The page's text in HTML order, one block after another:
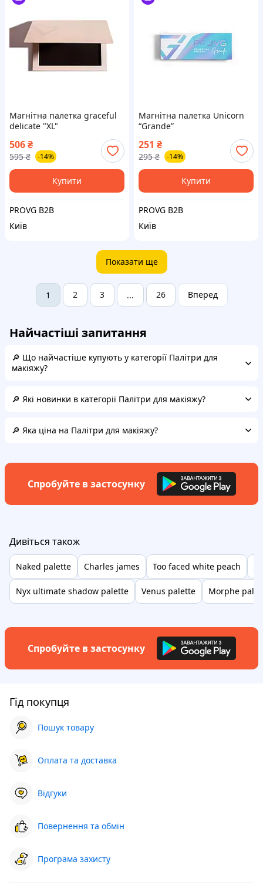
Магнітна палетка graceful
delicate "XL"
506₴
595 ₴ -14%
Купити
PROVG B2B
Київ
Магнітна палетка Unicorn
“Grande”
251 ₴
295 ₴ -14%
Купити
PROVG B2B
Київ
Показати ще
1 2 3 ... 26 Вперед
Найчастіші запитання
🔎 Що найчастіше купують у категорії Палітри для
макіяжу?
🔎 Які новинки в категорії Палітри для макіяжу?
🔎 Яка ціна на Палітри для макіяжу?
Спробуйте в застосунку
Дивіться також
Naked palette Charles james Too faced white peach
Nyx ultimate shadow palette Venus palette Morphe
Спробуйте в застосунку
Гід покупця
Пошук товару
Оплата та доставка
Відгуки
Повернення та обмін
Програма захисту